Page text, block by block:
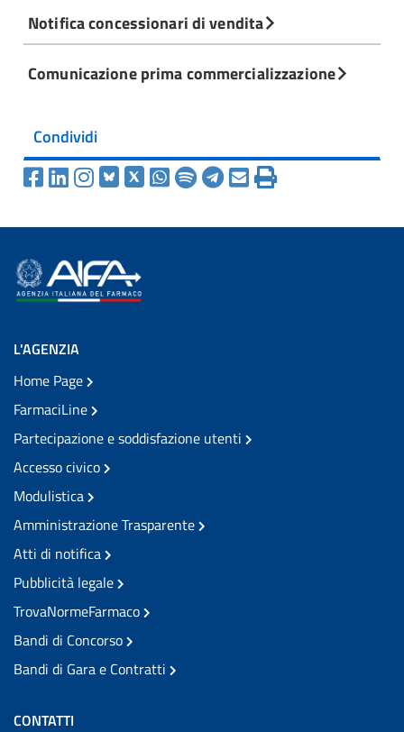
Notifica concessionari di vendita
Comunicazione prima commercializzazione
Condividi
L'AGENZIA
Home Page
FarmaciLine
Partecipazione e soddisfazione utenti
Accesso civico
Modulistica
Amministrazione Trasparente
Atti di notifica
Pubblicità legale
TrovaNormeFarmaco
Bandi di Concorso
Bandi di Gara e Contratti
CONTATTI